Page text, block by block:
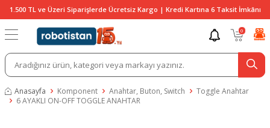
1.500 TL ve Üzeri Siparişlerde Ücretsiz Kargo | Kredi Kartına 6 Taksit İmkânı
0
Anasayfa Komponent Anahtar, Buton, Switch
Toggle Anahtar
6 AYAKLI ON-OFF TOGGLE ANAHTAR